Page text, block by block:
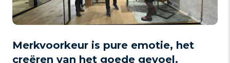
Merkvoorkeur is pure emotie, het
creëren van het goede gevoel.